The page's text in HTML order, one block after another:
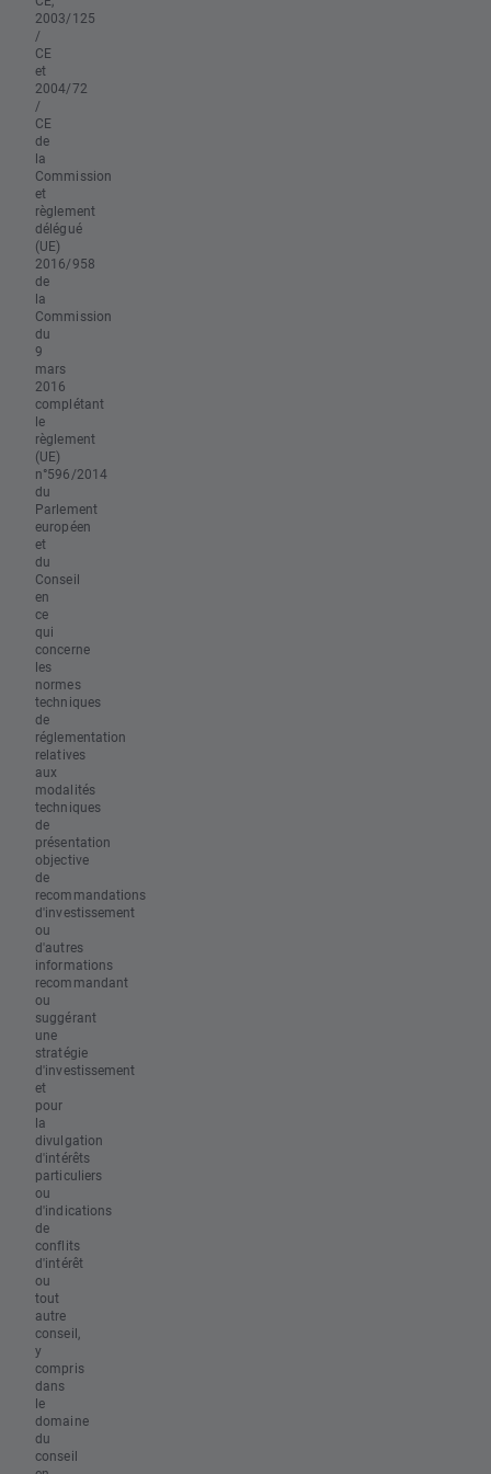
2003/125
/
CE
et
2004/72
/
CE
de
la
Commission
et
règlement
délégué
(UE)
2016/958
de
la
Commission
du
9
mars
2016
complétant
le
règlement
(UE)
n°596/2014
du
Parlement
européen
et
du
Conseil
en
ce
qui
concerne
les
normes
techniques
de
réglementation
relatives
aux
modalités
techniques
de
présentation
objective
de
recommandations
d'investissement
ou
d'autres
informations
recommandant
ou
suggérant
une
stratégie
d'investissement
et
pour
la
divulgation
d'intérêts
particuliers
ou
d'indications
de
conflits
d'intérêt
ou
tout
autre
conseil,
y
compris
dans
le
domaine
du
conseil